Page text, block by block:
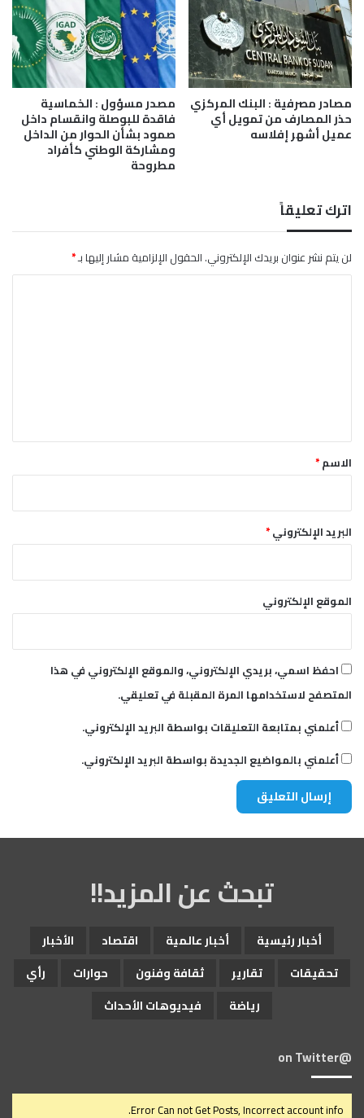
ق
ي
ن
مصادر مصرفية : البنك المركزي
حذر المصارف من تمويل أي
عميل أشهر إفلاسه
مصدر مسؤول : الخماسية
فاقدة للبوصلة وانقسام داخل
صمود بشأن الحوار من الداخل
ومشاركة الوطني كأفراد
مطروحة
اترك تعليقاً
لن يتم نشر عنوان بريدك الإلكتروني.الحقول الإلزامية مشار إليها بـ*
*الاسم*
البريد الإلكتروني*
الموقع الإلكتروني
احفظ اسمي، بريدي الإلكتروني، والموقع الإلكتروني في هذا
المتصفح لاستخدامها المرة المقبلة في تعليقي.
أعلمني بمتابعة التعليقات بواسطة البريد الإلكتروني.
أعلمني بالمواضيع الجديدة بواسطة البريد الإلكتروني.
تبحث عن المزيد!!
أخبار رئيسية أخبار عالمية اقتصاد
الأخبار
تحقيقات
تقارير ثقافة وفنون حوارات
رأي
رياضة
فيديوهات الأحداث
@on Twitter
Error Can not Get Posts, Incorrect account info.